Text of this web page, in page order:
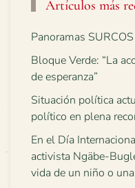
Artículos más
Panoramas
Bloque Verde: “La
de esperanza”
Situación política
político en plena
En el Día
activista Ngäbe-
vida de un niño o